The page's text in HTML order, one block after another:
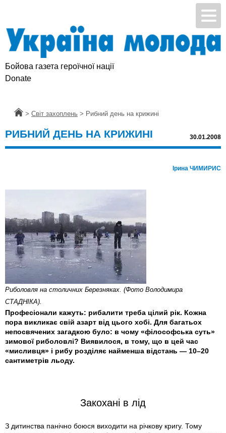
Бойова газета героїчної нації
Donate
Головна
> Світ захоплень > Рибний день на крижині
РИБНИЙ ДЕНЬ НА КРИЖИНІ 30.01.2008
Ірина ЧИМИРИС
Риболовля на столичних Березняках. (Фото Володимира
СТАДНІКА).
Професіонали кажуть: рибалити треба цілий рік. Кожна
пора викликає свій азарт від цього хобі. Для багатьох
непосвячених загадкою було: в чому «філософська суть»
зимової риболовлі? Виявилося, в тому, що в цей час
«мисливця» і рибу розділяє найменша відстань — 10–20
сантиметрів льоду.
Закохані в лід
З дитинства панічно боюся виходити на річкову кригу. Тому